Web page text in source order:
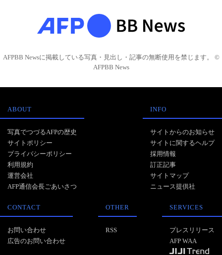
AFPBB Newsに掲載している写真・見出し・記事の無断使用を禁じます。 ©
AFPBB News
ABOUT
写真でつづるAFPの歴史
サイトポリシー
プライバシーポリシー
利用規約
運営会社
AFP通信会長ごあいさつ
INFO
サイトからのお知らせ
サイトに関するヘルプ
採用情報
訂正記事
サイトマップ
ニュース提供社
CONTACT
お問い合わせ
広告のお問い合わせ
OTHER
RSS
SERVICES
プレスリリース
AFP WAA